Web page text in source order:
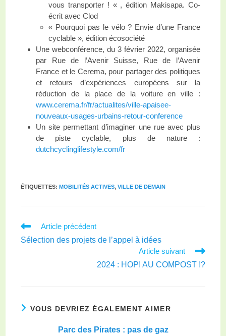
vous transporter ! « , édition Makisapa. Co-
écrit avec Clod
« Pourquoi pas le vélo ? Envie d’une France
cyclable », édition écosociété
Une webconférence, du 3 février 2022, organisée
par Rue de l’Avenir Suisse, Rue de l’Avenir
France et le Cerema, pour partager des politiques
et retours d’expériences européens sur la
réduction de la place de la voiture en ville :
www.cerema.fr/fr/actualites/ville-apaisee-
nouveaux-usages-urbains-retour-conference
Un site permettant d’imaginer une rue avec plus
de piste cyclable, plus de nature :
dutchcyclinglifestyle.com/fr
ÉTIQUETTES:MOBILITÉS ACTIVES, VILLE DE DEMAIN
Article précédent
Sélection des projets de l’appel à idées
Article suivant
2024 : HOP! AU COMPOST !?
VOUS DEVRIEZ ÉGALEMENT AIMER
Parc des Pirates : pas de gaz